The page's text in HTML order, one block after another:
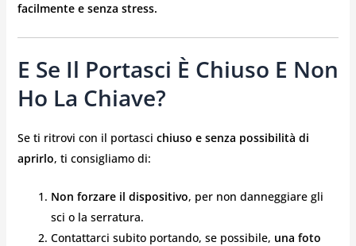
facilmente e senza stress.
E Se Il Portasci È Chiuso E Non
Ho La Chiave?
Se ti ritrovi con il portasci chiuso e senza possibilità di
aprirlo, ti consigliamo di:
Non forzare il dispositivo, per non danneggiare gli
sci o la serratura.
Contattarci subito portando, se possibile, una foto